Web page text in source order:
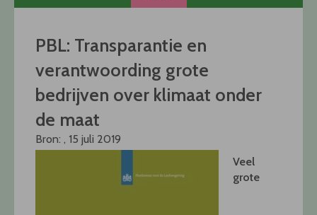
PBL: Transparantie en
verantwoording grote
bedrijven over klimaat onder
de maat
Bron: , 15 juli 2019
Veel
grote